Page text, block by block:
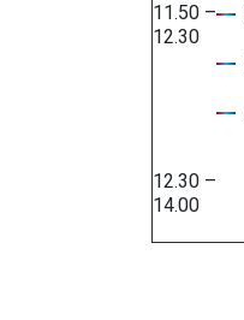
11.50 –
12.30
12.30 –
14.00